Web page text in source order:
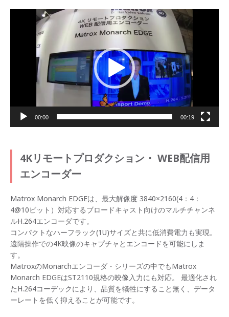
動
画
プ
レ
ー
ヤ
ー
00:00 00:19
4Kリモートプロダクション・ WEB配信用
エンコーダー
Matrox Monarch EDGEは、最大解像度 3840×2160(4：4：
4@10ビット）対応するブロードキャスト向けのマルチチャンネ
ルH.264エンコーダです。
コンパクトなハーフラック(1U)サイズと共に低消費電力も実現。
遠隔操作での4K映像のキャプチャとエンコードを可能にしま
す。
MatroxのMonarchエンコーダ・シリーズの中でもMatrox
Monarch EDGEはST2110規格の映像入力にも対応。 最適化され
たH.264コーデックにより、品質を犠牲にすること無く、データ
ーレートを低く抑えることが可能です。